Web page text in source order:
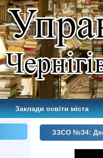
Заклади освіти міста
ЗЗСО №34: